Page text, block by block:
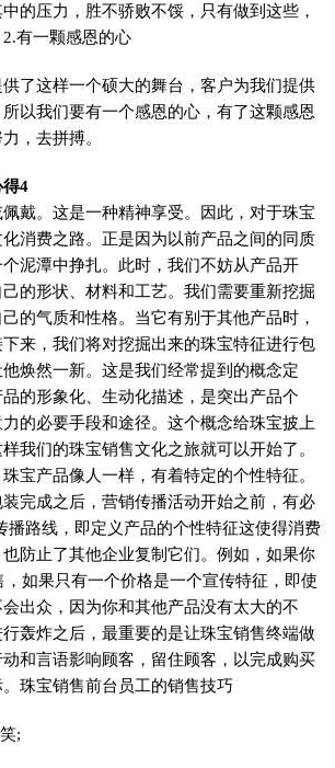
的压力，胜不骄败不馁，只有做到这些，
有一颗感恩的心
了这样一个硕大的舞台，客户为我们提供
以我们要有一个感恩的心，有了这颗感恩
，去拼搏。
4
戴。这是一种精神享受。因此，对于珠宝
消费之路。正是因为以前产品之间的同质
泥潭中挣扎。此时，我们不妨从产品开
的形状、材料和工艺。我们需要重新挖掘
的气质和性格。当它有别于其他产品时，
来，我们将对挖掘出来的珠宝特征进行包
焕然一新。这是我们经常提到的概念定
的形象化、生动化描述，是突出产品个
的必要手段和途径。这个概念给珠宝披上
我们的珠宝销售文化之旅就可以开始了。
宝产品像人一样，有着特定的个性特征。
完成之后，营销传播活动开始之前，有必
播路线，即定义产品的个性特征这使得消费
防止了其他企业复制它们。例如，如果你
，如果只有一个价格是一个宣传特征，即使
出众，因为你和其他产品没有太大的不
轰炸之后，最重要的是让珠宝销售终端做
和言语影响顾客，留住顾客，以完成购买
珠宝销售前台员工的销售技巧
;